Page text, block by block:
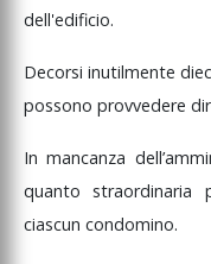
dell'edificio.
Decorsiinutilmente
possono provvedere
Inmancanza
quantostraordinaria
ciascun condomino.